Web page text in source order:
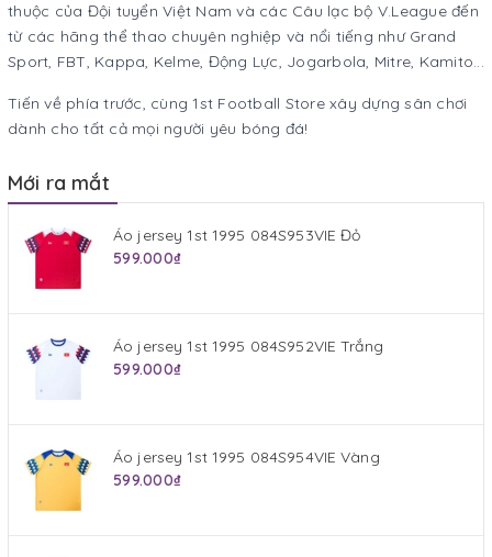
thuộc của Đội tuyển Việt Nam và các Câu lạc bộ V.League đến
từ các hãng thể thao chuyên nghiệp và nổi tiếng như Grand
Sport, FBT, Kappa, Kelme, Động Lực, Jogarbola, Mitre, Kamito...
Tiến về phía trước, cùng 1st Football Store xây dựng sân chơi
dành cho tất cả mọi người yêu bóng đá!
Mới ra mắt
Áo jersey 1st 1995 084S953VIE Đỏ
599.000₫
Áo jersey 1st 1995 084S952VIE Trắng
599.000₫
Áo jersey 1st 1995 084S954VIE Vàng
599.000₫